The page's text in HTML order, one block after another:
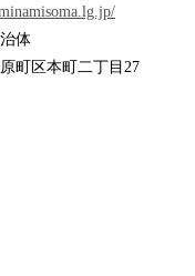
体
町区本町二丁目27